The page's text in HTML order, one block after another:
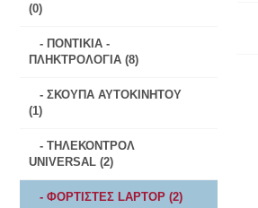
(0)
- ΠΟΝΤΙΚΙΑ -
ΠΛΗΚΤΡΟΛΟΓΙΑ (8)
- ΣΚΟΥΠΑ ΑΥΤΟΚΙΝΗΤΟΥ
(1)
- ΤΗΛΕΚΟΝΤΡΟΛ
UNIVERSAL (2)
- ΦΟΡΤΙΣΤΕΣ LAPTOP (2)